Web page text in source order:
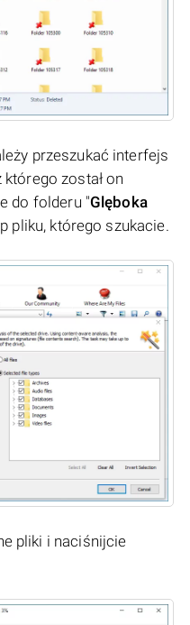
przeszukać interfejs
został on
do folderu "Glęboka
pliku, którego szukacie.
pliki i naciśnijcie